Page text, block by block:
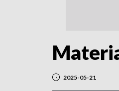
2025-05-21